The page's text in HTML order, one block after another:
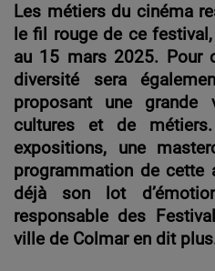
Les métiers du cinéma
le fil rouge de ce
au 15 mars 2025. Pour
diversité sera
proposant une grande
cultures et de
expositions, une
programmation de cette
déjà son lot
responsable des
ville de Colmar en dit